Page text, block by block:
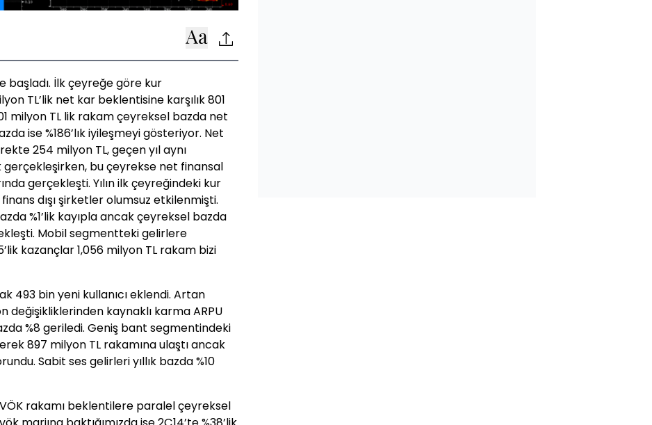
başladı. İlk çeyreğe göre kur
TL’lik net kar beklentisine karşılık 801
milyon TL lik rakam çeyreksel bazda net
ise %186’lık iyileşmeyi gösteriyor. Net
254 milyon TL, geçen yıl aynı
bu çeyrekse net finansal
gerçekleşti. Yılın ilk çeyreğindeki kur
dışı şirketler olumsuz etkilenmişti.
%1’lik kayıpla ancak çeyreksel bazda
Mobil segmentteki gelirlere
kazançlar 1,056 milyon TL rakam bizi
493 bin yeni kullanıcı eklendi. Artan
değişikliklerinden kaynaklı karma ARPU
%8 geriledi. Geniş bant segmentindeki
897 milyon TL rakamına ulaştı ancak
Sabit ses gelirleri yıllık bazda %10
rakamı beklentilere paralel çeyreksel